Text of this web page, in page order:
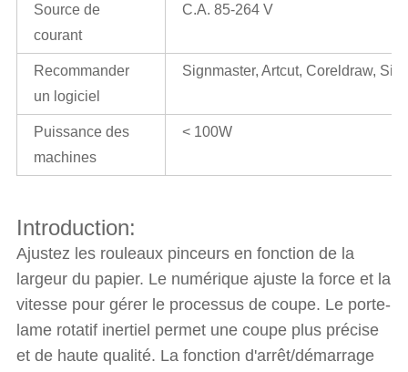
Source de
courant
C.A. 85-264 V
Recommander
un logiciel
Signmaster, Artcut, Coreldraw,
Puissance des
machines
< 100W
Introduction:
Ajustez les rouleaux pinceurs en fonction de la
largeur du papier. Le numérique ajuste la force et la
vitesse pour gérer le processus de coupe. Le porte-
lame rotatif inertiel permet une coupe plus précise
et de haute qualité. La fonction d'arrêt/démarrage